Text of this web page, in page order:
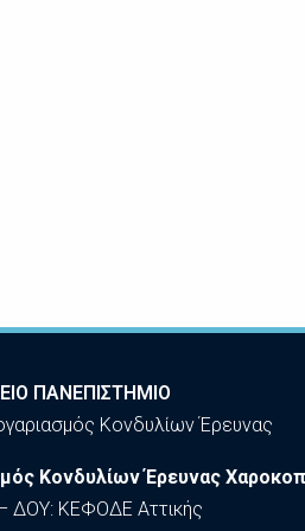
ΠΑΝΕΠΙΣΤΗΜΙΟ
Κονδυλίων Έρευνας
Κονδυλίων Έρευνας
ΔΟΥ: ΚΕΦΟΔΕ Αττικής